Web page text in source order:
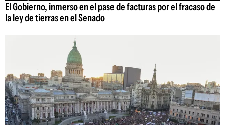
El Gobierno, inmerso en el pase de facturas por el fracaso de
la ley de tierras en el Senado